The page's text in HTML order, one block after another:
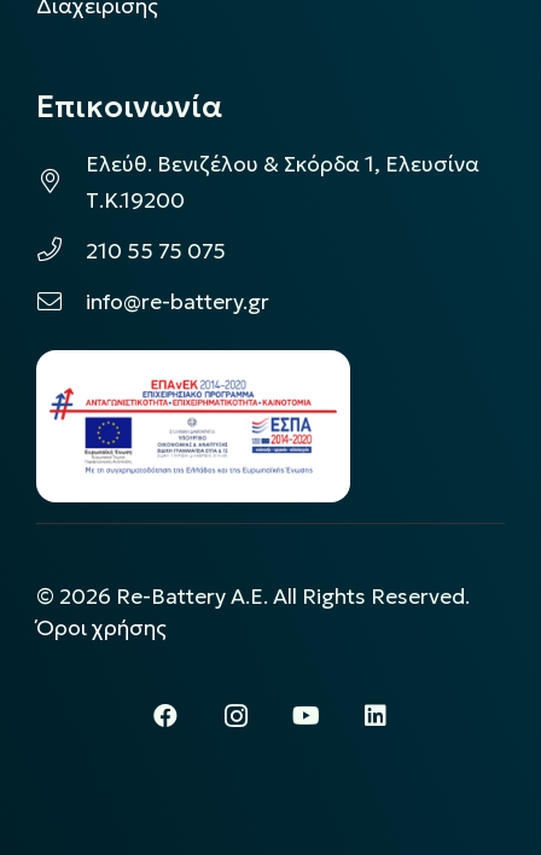
Διαχείρισης
Επικοινωνία
Ελεύθ. Βενιζέλου & Σκόρδα 1, Ελευσίνα
Τ.Κ.19200
210 55 75 075
info@re-battery.gr
© 2026 Re-Battery A.E. All Rights Reserved.
Όροι χρήσης